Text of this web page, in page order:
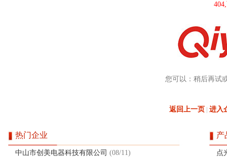
您可以：稍后再试
返回上一页 进入
热门企业
中山市创美电器科技有限公司 (08/11)
产
点